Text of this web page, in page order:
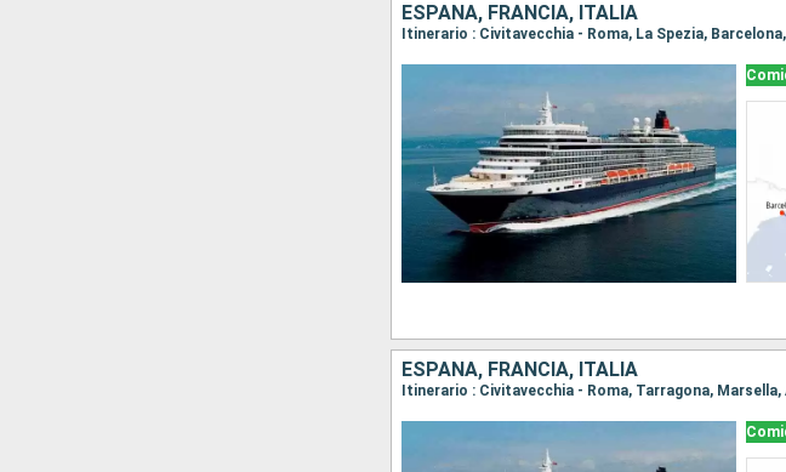
ESPAÑA, FRANCIA, ITALIA
Itinerario : Civitavecchia - Roma, La Spezia,
ESPAÑA, FRANCIA, ITALIA
Itinerario : Civitavecchia - Roma, Tarragona,